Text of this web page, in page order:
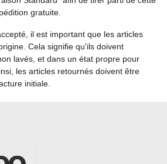
gratuite.
il est important que les articles
Cela signifie qu'ils doivent
lavés, et dans un état propre pour
les articles retournés doivent être
initiale.